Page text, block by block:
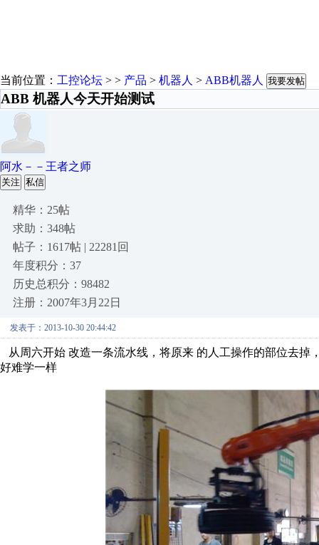
当前位置： 工控论坛 > > 产品 > 机器人 > ABB机器人 我要发帖
ABB 机器人今天开始测试
阿水－－王者之师
关注 私信
精华：25帖
求助：348帖
帖子：1617帖 | 22281回
年度积分：37
历史总积分：98482
注册：2007年3月22日
发表于：2013-10-30 20:44:42
从周六开始 改造一条流水线，将原来 的人工操作的部位去
好难学一样